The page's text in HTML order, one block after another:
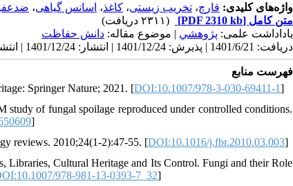
واژه‌های کلیدی: قارچ، تخریب زیستی، کاغذ، اسانس گیاهی،
متن کامل [PDF 2310 kb]
(۲۳۱۱ دریافت)
یاداداشت علمی: پژوهشي | موضوع مقاله: دانش حفاظت
دریافت: 1401/6/21 | پذیرش: 1401/12/24 | انتشار: 1401/12/24 | انتشار الکترونیک: 1401/12/24
فهرست منابع
Springer Nature; 2021. [DOI:10.1007/978-3-030-69411-1]
of fungal spoilage reproduced under controlled conditions.
]
reviews. 2010;24(1-2):47-55. [DOI:10.1016/j.fbr.2010.03.003]
Cultural Heritage and Its Control. Fungi and their Role
978-981-13-0393-7_32]